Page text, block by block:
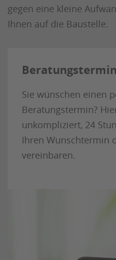
gegen eine kleine
Ihnen auf die Baustelle.
Sie wünschen einen
Beratungstermin?
unkompliziert, 24
Ihren Wunschtermin
vereinbaren.